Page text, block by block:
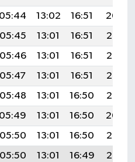
05:44 13:02 16:51
20:09
05:45 13:01 16:51
20:08
05:46 13:01 16:51
20:07
05:47 13:01 16:51
20:06
05:48 13:01 16:50
20:05
05:49 13:01 16:50
20:04
05:50 13:01 16:50
20:03
05:50 13:01 16:49
20:02